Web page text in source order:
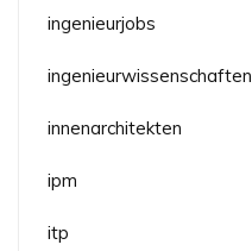
ingenieurjobs
ingenieurwissenschaften
innenarchitekten
ipm
itp